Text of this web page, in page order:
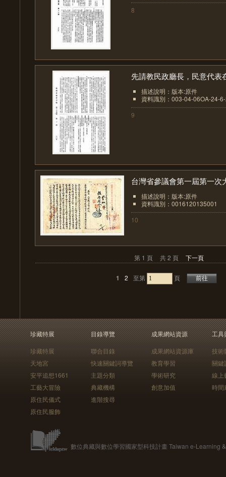
8
先請教民政廳長，民意代表
描述說明：版本:原件
資料識別：003-04-06OA-24-
9
台灣省參議會第一屆第一次
描述說明：版本:原件
資料識別：0016120135001
10
第 1 頁 共 2 頁 下一頁
1 2 至第 頁
珍藏特展
珍藏特展
天地宮
安平追想1661
工藝大冒險
原住民儀式
原住民服飾
目錄導覽
聯合目錄
快速關鍵詞導覽
主題分類
典藏機構
進階搜尋
成果網站資源
成果網站資源庫
教育學習
學術研究
創意加值
工具
技術
關鍵
線上
時間
數位典藏與數位學習國家型科技計畫 Taiwan e-Learning